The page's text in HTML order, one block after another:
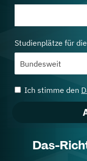
Studienplätze für
Ich stimme den
Das-